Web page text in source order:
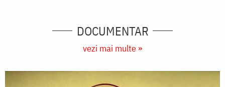
DOCUMENTAR
vezi mai multe »